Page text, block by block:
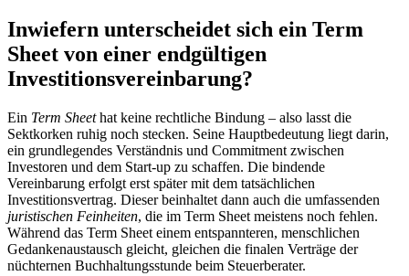
Inwiefern unterscheidet sich ein Term
Sheet von einer endgültigen
Investitionsvereinbarung?
Ein Term Sheethat keine rechtliche Bindung – also lasst die
Sektkorken ruhig noch stecken. Seine Hauptbedeutung liegt darin,
ein grundlegendes Verständnis und Commitment zwischen
Investoren und dem Start-up zu schaffen. Die bindende
Vereinbarung erfolgt erst später mit dem tatsächlichen
Investitionsvertrag. Dieser beinhaltet dann auch die umfassenden
juristischen Feinheiten, die im Term Sheet meistens noch fehlen.
Während das Term Sheet einem entspannteren, menschlichen
Gedankenaustausch gleicht, gleichen die finalen Verträge der
nüchternen Buchhaltungsstunde beim Steuerberater.